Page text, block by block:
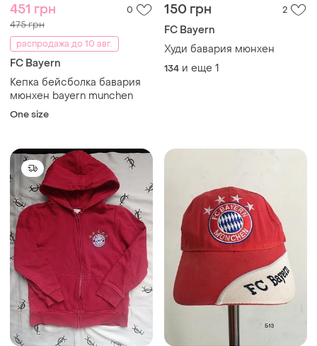
451 грн 0
475 грн
распродажа до 10 авг.
FC Bayern
Кепка бейсболка бавария
мюнхен bayern munchen
One size
150 грн 2
FC Bayern
Худи бавария мюнхен
134 и еще 1